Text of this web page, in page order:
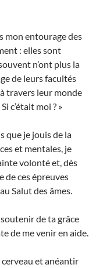
mon entourage des
: elles sont
n’ont plus la
de leurs facultés
travers leur monde
c’était moi ? »
que je jouis de la
et mentales, je
volonté et, dès
de ces épreuves
Salut des âmes.
de ta grâce
de me venir en aide.
et anéantir